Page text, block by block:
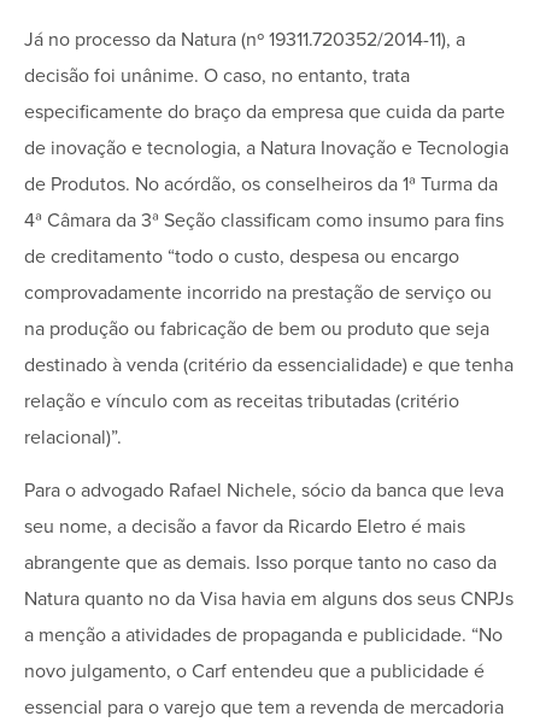
Já no processo da Natura (nº 19311.720352/2014-11), a
decisão foi unânime. O caso, no entanto, trata
especificamente do braço da empresa que cuida da parte
de inovação e tecnologia, a Natura Inovação e Tecnologia
de Produtos. No acórdão, os conselheiros da 1ª Turma da
4ª Câmara da 3ª Seção classificam como insumo para fins
de creditamento “todo o custo, despesa ou encargo
comprovadamente incorrido na prestação de serviço ou
na produção ou fabricação de bem ou produto que seja
destinado à venda (critério da essencialidade) e que tenha
relação e vínculo com as receitas tributadas (critério
relacional)”.
Para o advogado Rafael Nichele, sócio da banca que leva
seu nome, a decisão a favor da Ricardo Eletro é mais
abrangente que as demais. Isso porque tanto no caso da
Natura quanto no da Visa havia em alguns dos seus CNPJs
a menção a atividades de propaganda e publicidade. “No
novo julgamento, o Carf entendeu que a publicidade é
essencial para o varejo que tem a revenda de mercadoria